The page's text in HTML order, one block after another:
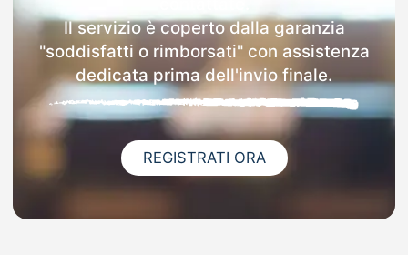
Il servizio è coperto dalla garanzia
"soddisfatti o rimborsati" con assistenza
dedicata prima dell'invio finale.
REGISTRATI ORA